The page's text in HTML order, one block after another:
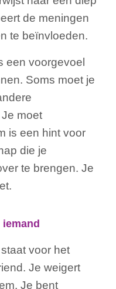
de meningen
te beïnvloeden.
een voorgevoel
Soms moet je
moet
is een hint voor
die je
te brengen. Je
voor het
Je weigert
Je bent